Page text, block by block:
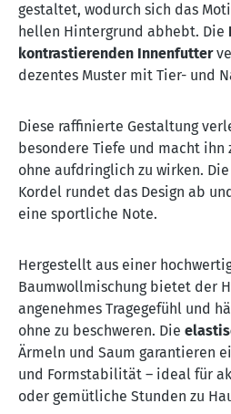
gestaltet, wodurch sich das
hellen Hintergrund abhebt. Die
kontrastierenden Innenfutter
dezentes Muster mit Tier- und
Diese raffinierte Gestaltung
besondere Tiefe und macht ihn
ohne aufdringlich zu wirken.
Kordel rundet das Design ab
eine sportliche Note.
Hergestellt aus einer
Baumwollmischung bietet der
angenehmes Tragegefühl und
ohne zu beschweren. Die
Ärmeln und Saum garantieren
und Formstabilität – ideal für
oder gemütliche Stunden zu